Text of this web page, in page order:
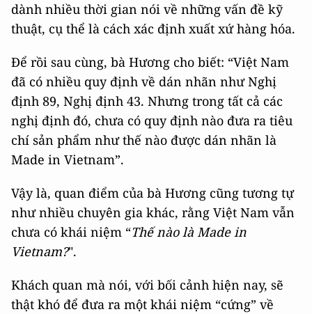
dành nhiều thời gian nói về những vấn đề kỹ
thuật, cụ thể là cách xác định xuất xứ hàng hóa.
Để rồi sau cùng, bà Hương cho biết: “Việt Nam
đã có nhiều quy định về dán nhãn như Nghị
định 89, Nghị định 43. Nhưng trong tất cả các
nghị định đó, chưa có quy định nào đưa ra tiêu
chí sản phẩm như thế nào được dán nhãn là
Made in Vietnam”.
Vậy là, quan điểm của bà Hương cũng tương tự
như nhiều chuyên gia khác, rằng Việt Nam vẫn
chưa có khái niệm “Thế nào là Made in
Vietnam?".
Khách quan mà nói, với bối cảnh hiện nay, sẽ
thật khó để đưa ra một khái niệm “cứng” về